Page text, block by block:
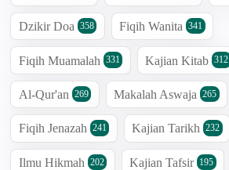
Dzikir Doa 358 Fiqih Wanita 341
Fiqih Muamalah 331 Kajian Kitab 312
Al-Qur'an 269 Makalah Aswaja 265
Fiqih Jenazah 241 Kajian Tarikh 232
Ilmu Hikmah 202 Kajian Tafsir 195